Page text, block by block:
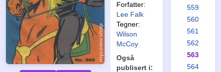
Forfatter:
Lee Falk
Tegner:
Wilson
McCoy
Også
publisert i:
559
560
561
562
563
564